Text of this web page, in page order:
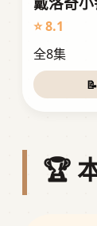
⭐ 8.1
全8集
🏆